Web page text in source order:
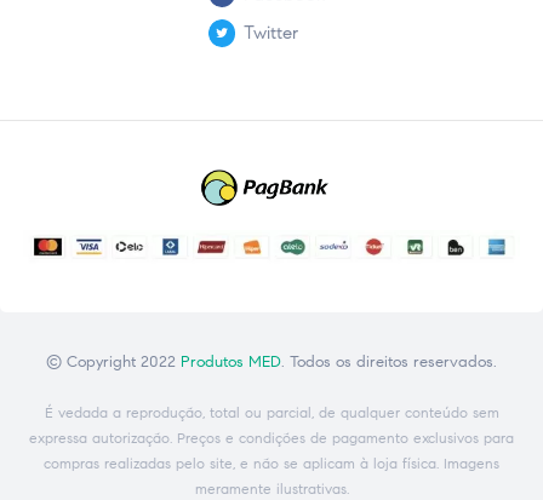
Twitter
© Copyright 2022 Produtos MED. Todos os direitos reservados.
É vedada a reprodução, total ou parcial, de qualquer conteúdo sem
expressa autorização. Preços e condições de pagamento exclusivos para
compras realizadas pelo site, e não se aplicam à loja física. Imagens
meramente ilustrativas.